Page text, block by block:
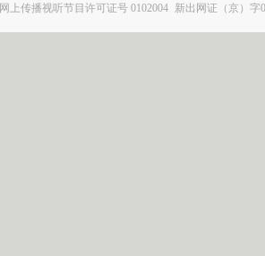
网上传播视听节目许可证号 0102004 新出网证（京）